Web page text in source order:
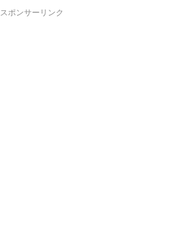
スポンサーリンク